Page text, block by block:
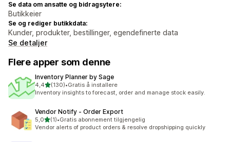
Se data om ansatte og bidragsytere:
Butikkeier
Se og rediger butikkdata:
Kunder, produkter, bestillinger, egendefinerte data
Se detaljer
Flere apper som denne
Inventory Planner by Sage
4,4av 5 stjerner
(130)
Totalt 130 omtaler
•Gratis å installere
Inventory insights to forecast, order and manage stock easily.
Vendor Notify ‑ Order Export
5,0av 5 stjerner
(1)
Totalt 1 omtaler
•Gratis abonnement tilgjengelig
Vendor alerts of product orders & resolve dropshipping quickly